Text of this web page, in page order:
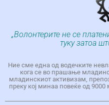
„Волонтерите не се
туку затоа
Ние сме една од водечките
кога се во прашање
младинскиот активизам,
преку кој минаа повеќе од